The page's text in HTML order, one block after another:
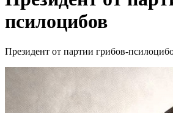
псилоцибов
Президент от партии грибов-